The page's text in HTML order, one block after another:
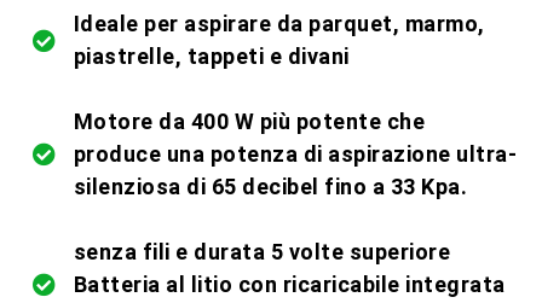
Ideale per aspirare da parquet, marmo,
piastrelle, tappeti e divani
Motore da 400 W più potente che
produce una potenza di aspirazione ultra-
silenziosa di 65 decibel fino a 33 Kpa.
senza fili e durata 5 volte superiore
Batteria al litio con ricaricabile integrata